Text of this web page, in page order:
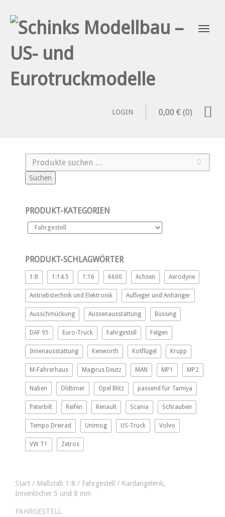
0,00 € (0)
LOGIN
Suchen
PRODUKT-KATEGORIEN
PRODUKT-SCHLAGWÖRTER
1:8 1:14.5 1:16 6600 Achsen Aerodyne
Antriebstechnik und Elektronik Auflieger und Anhänger
Ausschmückung Aussenausstattung Büssing
DAF 95 Euro-Truck Fahrgestell Felgen
Innenausstattung Kenworth Kotflügel Krupp
M-Fahrerhaus Magirus Deutz MAN MP1 MP2
Naben Oldtimer Opel Blitz passend für Tamiya
Peterbilt Reifen Renault Scania Schrauben
Tempo Dreirad Unimog US-Truck Volvo
VW T1 Zetros
Start / Maßstab 1:8 / Fahrgestell
/ Kardangelenk,
Innenlöcher 5 und 8 mm
FAHRGESTELL